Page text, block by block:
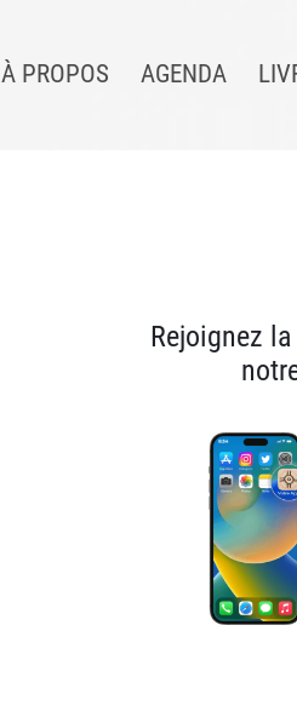
À PROPOS AGENDA
Rejoignez